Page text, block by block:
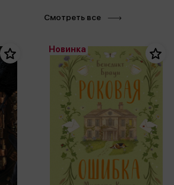
Смотреть все
Новинка